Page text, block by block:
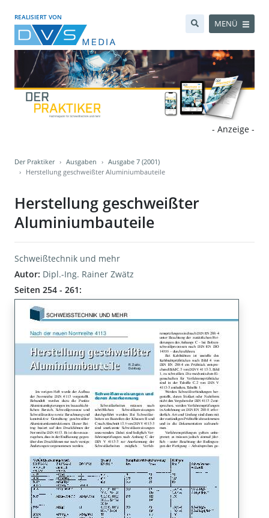
REALISIERT VON
MENÜ
- Anzeige -
Der Praktiker Ausgaben
Ausgabe 7 (2001)
Herstellung geschweißter Aluminiumbauteile
Herstellung geschweißter
Aluminiumbauteile
Schweißtechnik und mehr
Autor: Dipl.-Ing. Rainer Zwätz
Seiten 254 - 261: